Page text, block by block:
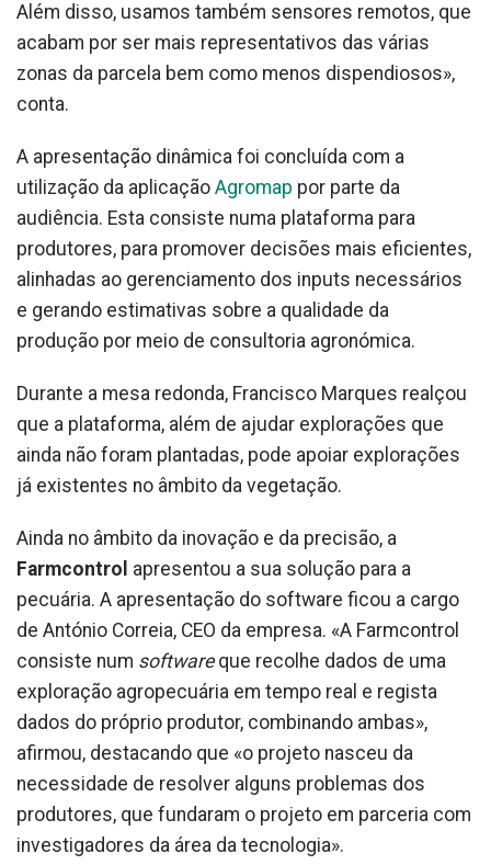
Além disso, usamos também sensores remotos, que
acabam por ser mais representativos das várias
zonas da parcela bem como menos dispendiosos»,
conta.
A apresentação dinâmica foi concluída com a
utilização da aplicação Agromap por parte da
audiência. Esta consiste numa plataforma para
produtores, para promover decisões mais eficientes,
alinhadas ao gerenciamento dos inputs necessários
e gerando estimativas sobre a qualidade da
produção por meio de consultoria agronómica.
Durante a mesa redonda, Francisco Marques realçou
que a plataforma, além de ajudar explorações que
ainda não foram plantadas, pode apoiar explorações
já existentes no âmbito da vegetação.
Ainda no âmbito da inovação e da precisão, a
Farmcontrol apresentou a sua solução para a
pecuária. A apresentação do software ficou a cargo
de António Correia, CEO da empresa. «A Farmcontrol
consiste num softwareque recolhe dados de uma
exploração agropecuária em tempo real e regista
dados do próprio produtor, combinando ambas»,
afirmou, destacando que «o projeto nasceu da
necessidade de resolver alguns problemas dos
produtores, que fundaram o projeto em parceria com
investigadores da área da tecnologia».